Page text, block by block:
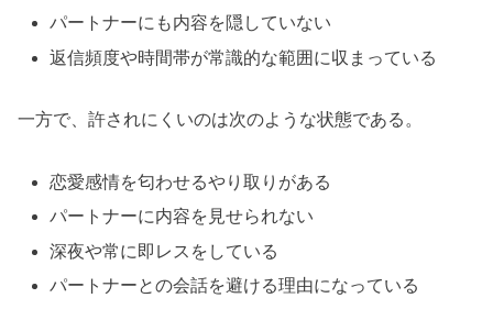
パートナーにも内容を隠していない
返信頻度や時間帯が常識的な範囲に収まっている
一方で、許されにくいのは次のような状態である。
恋愛感情を匂わせるやり取りがある
パートナーに内容を見せられない
深夜や常に即レスをしている
パートナーとの会話を避ける理由になっている